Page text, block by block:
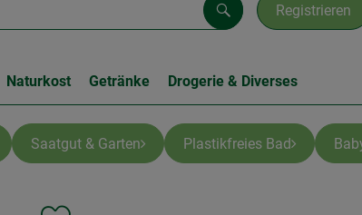
Registrieren
Suchen
Naturkost Getränke Drogerie & Diverses
Saatgut & Garten Plastikfreies Bad